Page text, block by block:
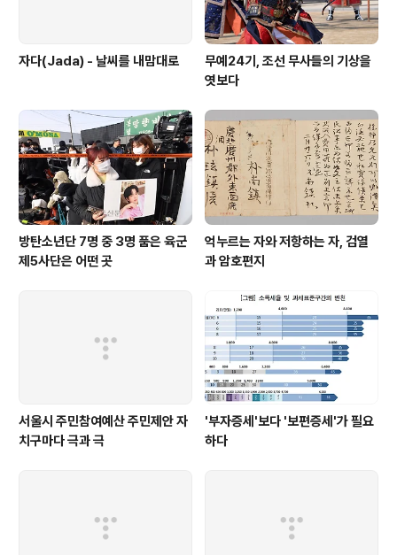
자다(Jada) - 날씨를 내맘대로
무예24기, 조선 무사들의 기상을
엿보다
방탄소년단 7명 중 3명 품은 육군
제5사단은 어떤 곳
억누르는 자와 저항하는 자, 검열
과 암호편지
서울시 주민참여예산 주민제안 자
치구마다 극과 극
'부자증세'보다 '보편증세'가 필요
하다